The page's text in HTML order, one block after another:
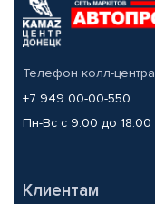
Телефон колл-центра
+7 949 00-00-550
Пн-Вс с 9.00 до 18.00
Клиентам